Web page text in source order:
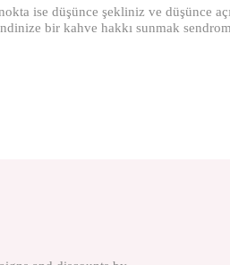
ise düşünce şekliniz ve düşünce
bir kahve hakkı sunmak